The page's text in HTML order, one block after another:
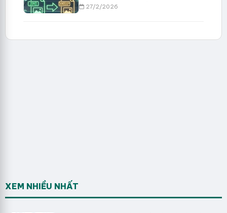
27/2/2026
XEM NHIỀU NHẤT